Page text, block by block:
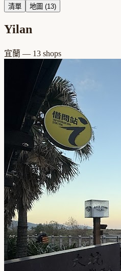
清單 地圖 (13)
Yilan
宜蘭 — 13 shops